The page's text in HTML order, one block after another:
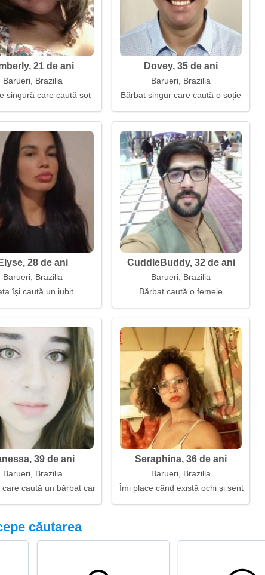
21 de ani
Barueri, Brazilia
singură care caută soț
Dovey, 35 de ani
Barueri, Brazilia
Bărbat singur care caută o soție
Elyse, 28 de ani
Barueri, Brazilia
își caută un iubit
CuddleBuddy, 32 de ani
Barueri, Brazilia
Bărbat caută o femeie
39 de ani
Barueri, Brazilia
care caută un bărbat care să rămână
Seraphina, 36 de ani
Barueri, Brazilia
Îmi place când există ochi și sentimente
căutarea